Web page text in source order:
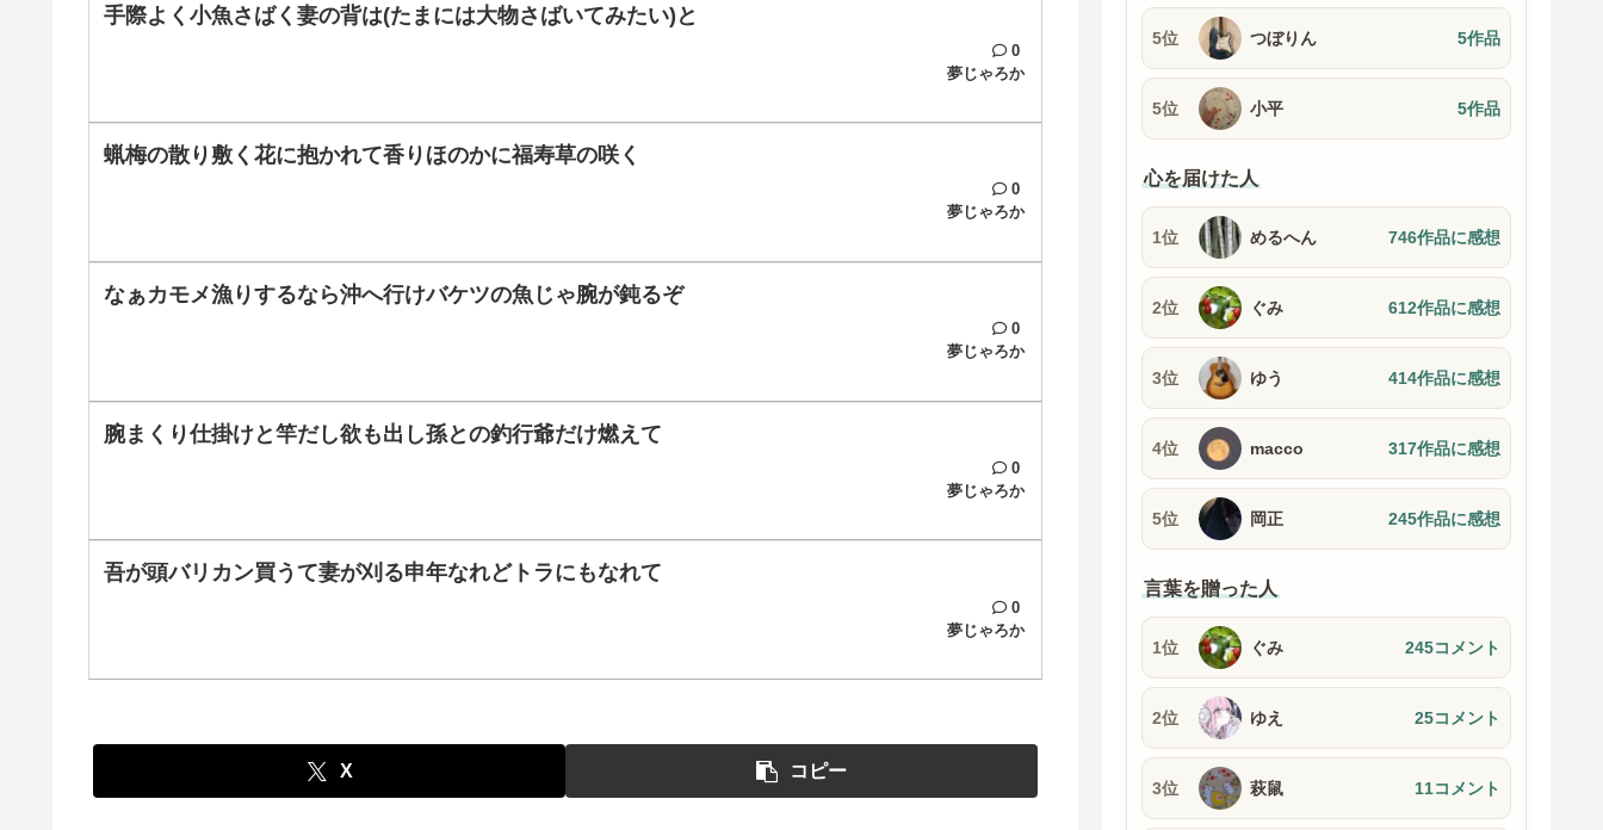
手際よく小魚さばく妻の背は(たまには大物さばいてみたい)と
0
夢じゃろか
蝋梅の散り敷く花に抱かれて香りほのかに福寿草の咲く
0
夢じゃろか
なぁカモメ漁りするなら沖へ行けバケツの魚じゃ腕が鈍るぞ
0
夢じゃろか
腕まくり仕掛けと竿だし欲も出し孫との釣行爺だけ燃えて
0
夢じゃろか
吾が頭バリカン買うて妻が刈る申年なれどトラにもなれて
0
夢じゃろか
X コピー
5位 つぼりん 5作品
5位 小平 5作品
心を届けた人
1位 めるへん 746作品に感想
2位 ぐみ 612作品に感想
3位 ゆう 414作品に感想
4位 macco 317作品に感想
5位 岡正 245作品に感想
言葉を贈った人
1位 ぐみ 245コメント
2位 ゆえ 25コメント
3位 萩鼠 11コメント